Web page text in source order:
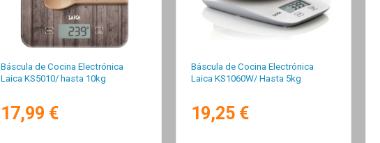
Báscula de Cocina Electrónica
Laica KS5010/ hasta 10kg
17,99 €
Báscula de Cocina Electrónica
Laica KS1060W/ Hasta 5kg
19,25 €